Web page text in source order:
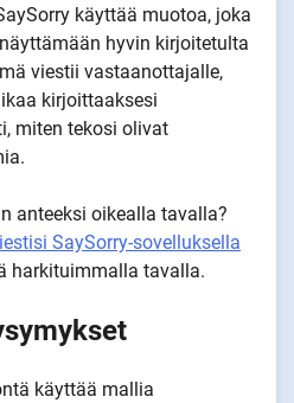
käyttää muotoa, joka
hyvin kirjoitetulta
viestii vastaanottajalle,
kirjoittaaksesi
miten tekosi olivat
anteeksi oikealla tavalla?
SaySorry-sovelluksella
harkituimmalla tavalla.
käyttää mallia